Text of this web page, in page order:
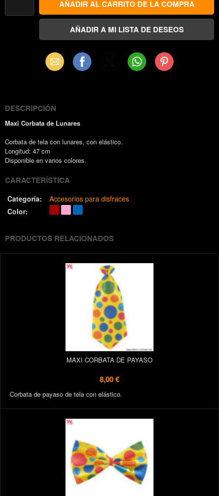
Email Facebook WhatsAppPinterest
DESCRIPCIÓN
Maxi Corbata de Lunares
Corbata de tela con lunares, con elástico.
Longitud: 47 cm
Disponible en varios colores.
CARACTERÍSTICA
Categoría:
Accesorios para disfraces
Color:
PRODUCTOS RELACIONADOS
MAXI CORBATA DE PAYASO
8,00 €
Corbata de payaso de tela con elástico.